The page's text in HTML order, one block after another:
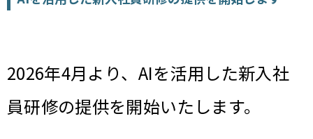
2026年4月より、AIを活用した新入社
員研修の提供を開始いたします。